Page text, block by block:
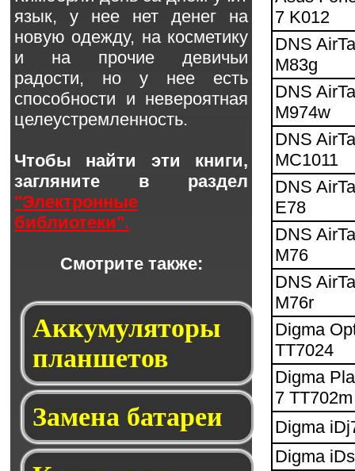
7 K012
DNS
M83g
DNS
M974w
DNS
MC1011
DNS
E78
DNS
M76
DNS
M76r
Digma
TT7024
Digma
7
Digma
Digma
язык, у нее нет денег на
новую одежду, на косметику
и на прочие девичьи
радости, но у нее есть
способности и невероятная
целеустремленность.
Чтобы найти эти книги,
загляните в раздел
"Электронные
библиотеки".
Смотрите также:
Аккумуляторы
планшетов
Замена батареи